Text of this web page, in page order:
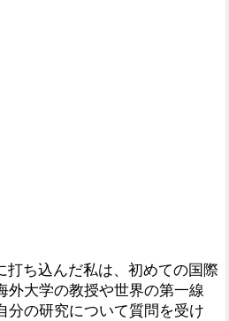
打ち込んだ私は、初めての国際
外大学の教授や世界の第一線
分の研究について質問を受け